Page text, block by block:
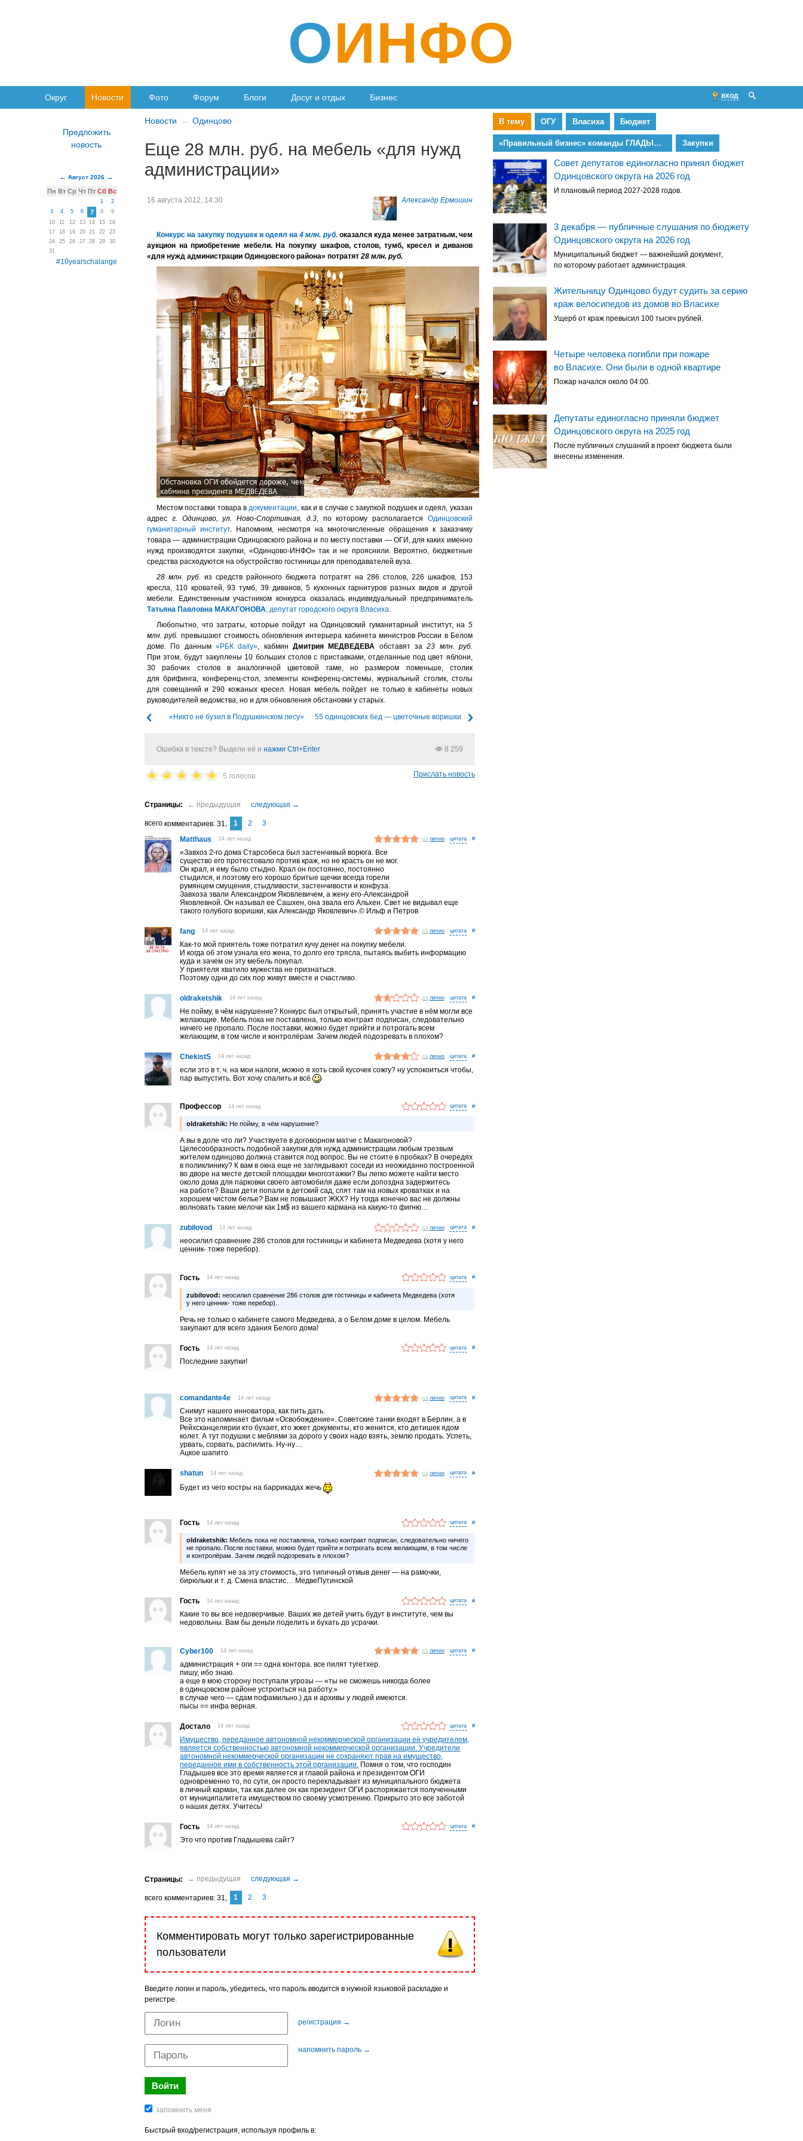
ОИНФО
Округ Новости Фото Форум Блоги Досуг и отдых Бизнес вход
Новости Одинцово
Еще 28 млн. руб. на мебель «для нужд
администрации»
Александр Ермошин
16 августа 2012, 14:30
Конкурс на закупку подушек и одеял на4 млн. руб.оказался куда менее затратным, чем
аукцион на приобретение мебели. На покупку шкафов, столов, тумб, кресел и диванов
«для нужд администрации Одинцовского района» потратят28 млн. руб.
Местом поставки товара вдокументации, как и в случае с закупкой подушек и одеял, указан
адрес г. Одинцово, ул. Ново-Спортивная, д.3, по которому располагается Одинцовский
гуманитарный институт. Напомним, несмотря на многочисленные обращения к заказчику
товара — администрации Одинцовского района и по месту поставки — ОГИ, для каких именно
нужд производятся закупки, «Одинцово-ИНФО» так и не прояснили. Вероятно, бюджетные
средства расходуются на обустройство гостиницы для преподавателей вуза.
28 млн. руб. из средств районного бюджета потратят на 286 столов, 226 шкафов, 153
кресла, 110 кроватей, 93 тумб, 39 диванов, 5 кухонных гарнитуров разных видов и другой
мебели. Единственным участником конкурса оказалась индивидуальный предприниматель
Татьяна Павловна МАКАГОНОВА, депутат городского округа Власиха.
Любопытно, что затраты, которые пойдут на Одинцовский гуманитарный институт, на 5
млн. руб. превышают стоимость обновления интерьера кабинета министров России в Белом
доме. По данным «РБК daily», кабмин Дмитрия МЕДВЕДЕВА обставят за23 млн. руб.
При этом, будут закуплены 10 больших столов с приставками, отделанные под цвет яблони,
30 рабочих столов в аналогичной цветовой гаме, но размером поменьше, столик
для брифинга, конференц-стол, элементы конференц-системы, журнальный столик, столы
для совещаний и 290 кожаных кресел. Новая мебель пойдет не только в кабинеты новых
руководителей ведомства, но и для обновления обстановки у старых.
«Никто не бузил в Подушкинском лесу»
55 одинцовских бед — цветочные воришки
Ошибка в тексте? Выдели её и нажми Ctrl+Enter 8 259
5 голосов Прислать новость
комментариев 31 1 2
3
Matthaus
14 лет назад лично #
«Завхоз 2-го дома Старсобеса был застенчивый ворюга. Все
существо его протестовало против краж, но не красть он не мог.
Он крал, и ему было стыдно. Крал он постоянно, постоянно
стыдился, и поэтому его хорошо бритые щечки всегда горели
румянцем смущения, стыдливости, застенчивости и конфуза.
Завхоза звали Александром Яковлевичем, а жену его-Александрой
Яковлевной. Он называл ее Сашхен, она звала его Альхен. Свет не видывал еще
такого голубого воришки, как Александр Яковлевич».© Ильф и Петров
fang 14 лет назад лично #
Как-то мой приятель тоже потратил кучу денег на покупку мебели.
И когда об этом узнала его жена, то долго его трясла, пытаясь выбить информацию
куда и зачем он эту мебель покупал.
У приятеля хватило мужества не признаться.
Поэтому одни до сих пор живут вместе и счастливо.
oldraketshik 14 лет назад лично #
Не пойму, в чём нарушение? Конкурс был открытый, принять участие в нём могли все
желающие. Мебель пока не поставлена, только контракт подписан, следовательно
ничего не пропало. После поставки, можно будет прийти и потрогать всем
желающим, в том числе и контролёрам. Зачем людей подозревать в плохом?
ChekistS 14 лет назад лично #
если это в т. ч. на мои налоги, можно я хоть свой кусочек сожгу? ну успокоиться чтобы,
пар выпустить. Вот хочу спалить и всё
Профессор 14 лет назад #
oldraketshik: Не пойму, в чём нарушение?
А вы в доле что ли? Участвуете в договорном матче с Макагоновой?
Целесообразность подобной закупки для нужд администрации любым трезвым
жителем одинцово должна ставится под вопрос. Вы не стоите в пробках? В очередях
в поликлинику? К вам в окна еще не заглядывают соседи из неожиданно построенной
во дворе на месте детской площадки многоэтажки? Вы легко можете найти место
около дома для парковки своего автомобиля даже если допоздна задержитесь
на работе? Ваши дети попали в детский сад, спят там на новых кроватках и на
хорошем чистом белье? Вам не повышают ЖКХ? Ну тогда конечно вас не должны
волновать такие мелочи как 1м$ из вашего кармана на какую-то фигню…
zubilovod 14 лет назад лично #
неосилил сравнение 286 столов для гостиницы и кабинета Медведева (хотя у него
ценник- тоже перебор).
Гость 14 лет назад #
zubilovod: неосилил сравнение 286 столов для гостиницы и кабинета Медведева (хотя
у него ценник- тоже перебор).
Речь не только о кабинете самого Медведева, а о Белом доме в целом. Мебель
закупают для всего здания Белого дома!
Гость 14 лет назад #
Последние закупки!
comandante4e 14 лет назад лично #
Снимут нашего инноватора, как пить дать.
Все это напоминает фильм «Освобождение». Советские танки входят в Берлин, а в
Рейхсканцелярии кто бухает, кто жжет документы, кто женится, кто детишек ядом
колет. А тут подушки с меблями за дорого у своих надо взять, землю продать. Успеть,
урвать, сорвать, распилить. Ну-ну…
Ацкое шапито
shatun 14 лет назад лично #
Будет из чего костры на баррикадах жечь
Гость 14 лет назад #
oldraketshik: Мебель пока не поставлена, только контракт подписан, следовательно ничего
не пропало. После поставки, можно будет прийти и потрогать всем желающим, в том числе
и контролёрам. Зачем людей подозревать в плохом?
Мебель купят не за эту стоимость, это типичный отмыв денег — на рамочки,
бирюльки и т. д. Смена властис… МедвеПутинской
Гость 14 лет назад #
Какие то вы все недоверчивые. Ваших же детей учить будут в институте, чем вы
недовольны. Вам бы деньги поделить и бухать до усрачки.
Cyber100 14 лет назад лично #
администрация + оги == одна контора. все пилят тугетхер.
пишу, ибо знаю.
а еще в мою сторону поступали угрозы — «ты не сможешь никогда более
в одинцовском районе устроиться на работу.»
в случае чего — сдам пофамильно.) да и архивы у людей имеются.
пысы == инфа верная.
Достало 14 лет назад #
Имущество, переданное автономной некоммерческой организации её учредителем,
является собственностью автономной некоммерческой организации. Учредители
автономной некоммерческой организации не сохраняют прав на имущество,
переданное ими в собственность этой организации. Помня о том, что господин
Гладышев все это время является и главой района и президентом ОГИ
одновременно то, по сути, он просто перекладывает из муниципального бюджета
в личный карман, так как далее он как президент ОГИ распоряжается полученными
от муниципалитета имуществом по своему усмотрению. Прикрыто это все заботой
о наших детях. Учитесь!
Гость 14 лет назад #
Это что против Гладышева сайт?
комментариев 31 1 2 3
Комментировать могут только зарегистрированные
пользователи
Введите логин и пароль, убедитесь, что пароль вводится в нужной языковой раскладке и
регистре.
регистрация →
напомнить пароль →
Быстрый вход/регистрация, используя профиль в:
Август 2026
Пн Вт Ср Чт Пт Сб Вс
1
2
3
4 5 6 7 8
9
10
11 12 13 14 15
16
17
18 19 20 21 22
23
24
25 26 27 28 29
30
31
#10yearschalange
В тему ОГУ Власиха Бюджет
«Правильный бизнес» команды ГЛАДЫШЕВА Закупки
Совет депутатов единогласно принял бюджет
Одинцовского округа на 2026 год
И плановый период 2027-2028 годов.
3 декабря — публичные слушания по бюджету
Одинцовского округа на 2026 год
Муниципальный бюджет — важнейший документ,
по которому работает администрация.
Жительницу Одинцово будут судить за серию
краж велосипедов из домов во Власихе
Ущерб от краж превысил 100 тысяч рублей.
Четыре человека погибли при пожаре
во Власихе. Они были в одной квартире
Пожар начался около 04:00.
Депутаты единогласно приняли бюджет
Одинцовского округа на 2025 год
После публичных слушаний в проект бюджета были
внесены изменения.